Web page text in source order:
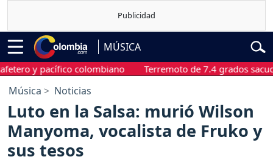
MÚSICA
y pacífico colombiano Terremoto de 7.4 grados sacudió
Música Noticias
Luto en la Salsa: murió Wilson
Manyoma, vocalista de Fruko y
sus tesos